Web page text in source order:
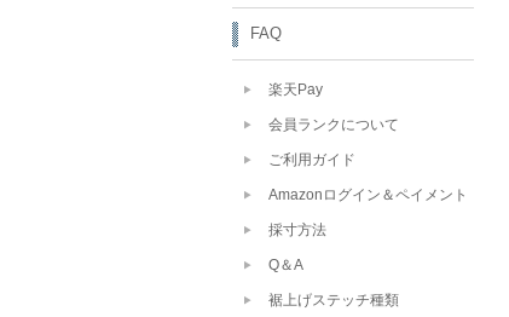
FAQ
楽天Pay
会員ランクについて
ご利用ガイド
Amazonログイン＆ペイメント
採寸方法
Q＆A
裾上げステッチ種類